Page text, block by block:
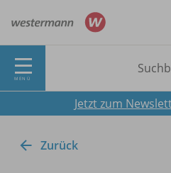
MENÜ
Jetzt zum
Zurück